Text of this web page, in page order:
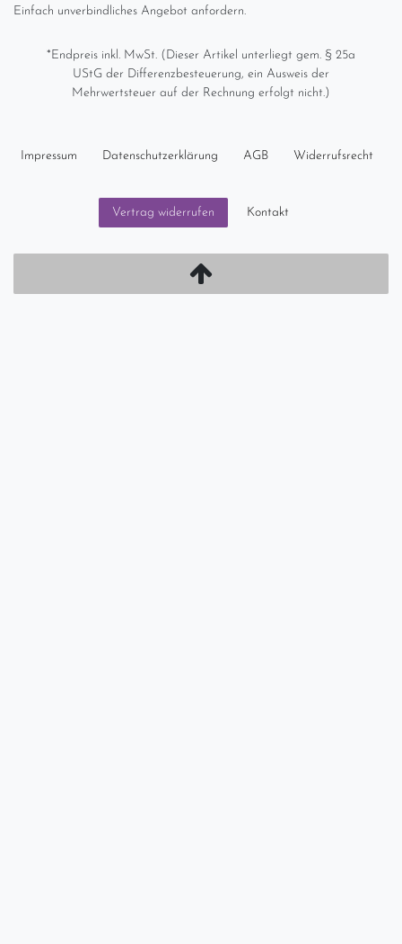
Einfach unverbindliches Angebot anfordern.
*Endpreis inkl. MwSt. (Dieser Artikel unterliegt gem. § 25a
UStG der Differenzbesteuerung, ein Ausweis der
Mehrwertsteuer auf der Rechnung erfolgt nicht.)
Impressum Daten­schutz­erklärung AGB Widerrufs­recht
Vertrag widerrufen Kontakt